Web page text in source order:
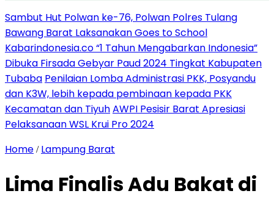
Sambut Hut Polwan ke-76, Polwan Polres Tulang
Bawang Barat Laksanakan Goes to School
Kabarindonesia.co “1 Tahun Mengabarkan Indonesia”
Dibuka Firsada Gebyar Paud 2024 Tingkat Kabupaten
Tubaba Penilaian Lomba Administrasi PKK, Posyandu
dan K3W, lebih kepada pembinaan kepada PKK
Kecamatan dan TiyuhAWPI Pesisir Barat Apresiasi
Pelaksanaan WSL Krui Pro 2024
Home / Lampung Barat
Lima Finalis Adu Bakat di